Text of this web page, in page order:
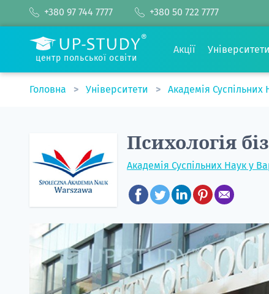
+380 97 744 7777 +380 50 722 7777
центр польської освіти
Акції Університети
Головна Університети Академія Суспільних
Психологія
Академія Суспільних Наук у